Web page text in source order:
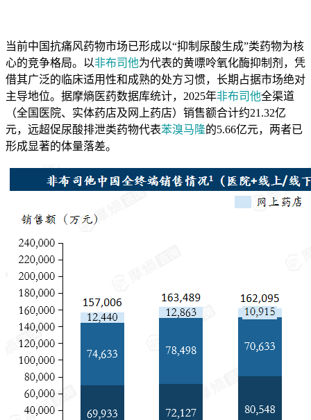
当前中国抗痛风药物市场已形成以“抑制尿酸生成”类药物为核
心的竞争格局。以非布司他为代表的黄嘌呤氧化酶抑制剂，凭
借其广泛的临床适用性和成熟的处方习惯，长期占据市场绝对
主导地位。据摩熵医药数据库统计，2025年非布司他全渠道
（全国医院、实体药店及网上药店）销售额合计约21.32亿
元，远超促尿酸排泄类药物代表苯溴马隆的5.66亿元，两者已
形成显著的体量落差。